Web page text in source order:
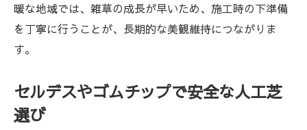
初心者向け人工芝固定方法と注意点
人工芝と防草シートの組み合わせ施工法
長持ちする人工芝のメンテナンス方法
暖な地域では、雑草の成長が早いため、施工時の下準備
を丁寧に行うことが、長期的な美観維持につながりま
す。
セルデスやゴムチップで安全な人工芝
選び